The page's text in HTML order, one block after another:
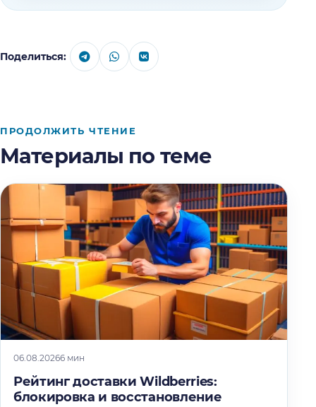
Поделиться:
ПРОДОЛЖИТЬ ЧТЕНИЕ
Материалы по теме
06.08.20266 мин
Рейтинг доставки Wildberries:
блокировка и восстановление